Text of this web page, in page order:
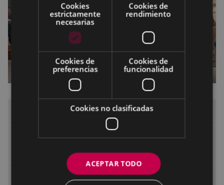
Espacio de formación
Escuela para el Empoderamiento de las
Sesiones abiertas a la ciudadanía
Cookies
estrictamente
necesarias
Cookies de
rendimiento
Cookies de
preferencias
Cookies de
funcionalidad
Cookies no clasificadas
ACEPTAR TODO